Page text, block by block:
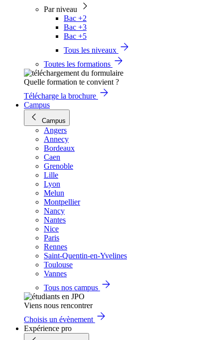
Par niveau
Bac +2
Bac +3
Bac +5
Tous les niveaux
Toutes les formations
Quelle formation te convient ?
Télécharge la brochure
Campus
Campus
Angers
Annecy
Bordeaux
Caen
Grenoble
Lille
Lyon
Melun
Montpellier
Nancy
Nantes
Nice
Paris
Rennes
Saint-Quentin-en-Yvelines
Toulouse
Vannes
Tous nos campus
Viens nous rencontrer
Choisis un évènement
Expérience pro